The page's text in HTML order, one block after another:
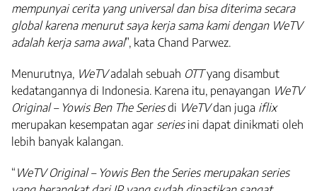
mempunyai cerita yang universal dan bisa diterima secara
global karena menurut saya kerja sama kami dengan WeTV
adalah kerja sama awal”, kata Chand Parwez.
Menurutnya, WeTVadalah sebuah OTTyang disambut
kedatangannya di Indonesia. Karena itu, penayangan WeTV
Original – Yowis Ben The Seriesdi WeTVdan juga iflix
merupakan kesempatan agar seriesini dapat dinikmati oleh
lebih banyak kalangan.
“ WeTV Original – Yowis Ben the Series merupakan series